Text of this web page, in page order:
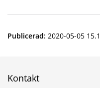
Publicerad: 2020-05-05
Kontakt